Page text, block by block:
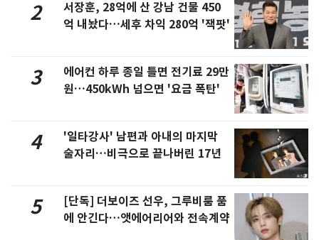
2
서장훈, 28억에 산 강남 건물 450
억 내놨다…세후 차익 280억 '잭팟'
3
에어컨 하루 종일 틀면 전기료 29만
원…450kWh 넘으면 '요금 폭탄'
4
'일타강사' 남편과 아내의 마지막
술자리…비극으로 끝나버린 17년
5
[단독] 더보이즈 선우, 그루비룸 품
에 안긴다…앳에어리어와 전속계약